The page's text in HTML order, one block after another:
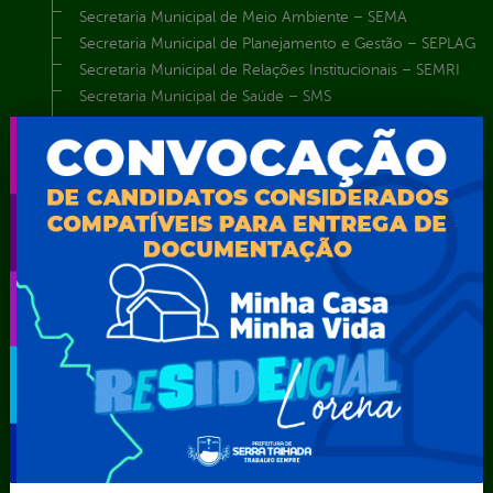
Secretaria Municipal de Meio Ambiente – SEMA
Secretaria Municipal de Planejamento e Gestão – SEPLAG
Secretaria Municipal de Relações Institucionais – SEMRI
Secretaria Municipal de Saúde – SMS
Superintendência de Trânsito e Transportes de Serra
Talhada-STTRANS
Transparência, Fiscalização e Controle
Transparência
Educação
Saúde
Atos normativos
Central de Dúvidas
Convênios e
E-sic
Como
solicitar
Consulte sua
Solicitação
Decretos
Estatísticas
Formulários
Serviços
Carta de
Serviços
Ferramenta de
Autenticidade